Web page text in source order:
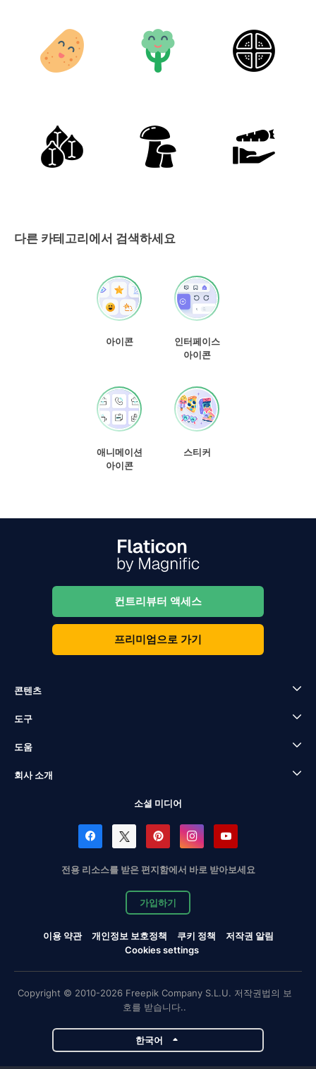
다른 카테고리에서 검색하세요
아이콘
인터페이스
아이콘
애니메이션
아이콘
스티커
컨트리뷰터 액세스
프리미엄으로 가기
콘텐츠
도구
도움
회사 소개
소셜 미디어
전용 리소스를 받은 편지함에서 바로 받아보세요
가입하기
이용 약관 개인정보 보호정책 쿠키 정책
저작권 알림
Cookies settings
Copyright © 2010-2026 Freepik Company S.L.U. 저작권법의 보
호를 받습니다..
한국어